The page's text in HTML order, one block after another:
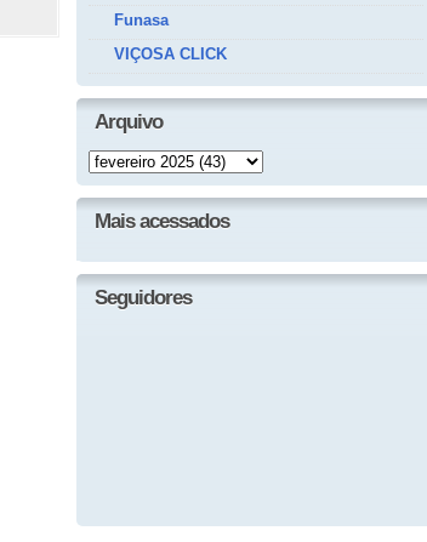
Funasa
VIÇOSA CLICK
Arquivo
Mais acessados
Seguidores